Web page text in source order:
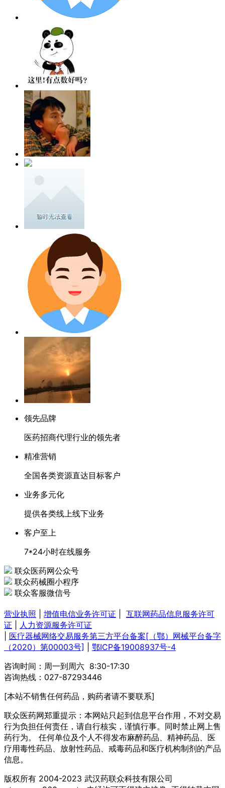
领先品牌
医药招商代理行业的领先者
精准营销
全国各类资源直达目标客户
业务多元化
提供各类线上线下业务
客户至上
7*24小时在线服务
联众医药网公众号
联众药械圈小程序
联众客服微信号
营业执照 增值电信业务许可证
互联网药品信息服务许可
证
人力资源服务许可证
医疗器械网络交易服务第三方平台备案[（鄂）网械平台备字
（2020）第00003号]
鄂ICP备19008937号-4
咨询时间：周一到周六 8:30-17:30
咨询热线：027-87293446
[本站不销售任何药品，购药者请不要联系]
联众医药网郑重提示：本网站只起到信息平台作用，不对交易
行为负担任何责任，请自行核实，谨慎行事。同时禁止网上售
药行为。 任何单位及个人不得发布麻醉药品、精神药品、医
疗用毒性药品、放射性药品、戒毒药品和医疗机构制剂的产品
信息。
版权所有 2004-2023 武汉药联众科技有限公司